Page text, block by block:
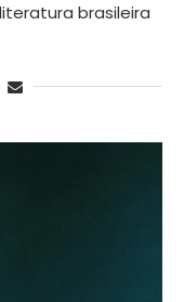
brasileira